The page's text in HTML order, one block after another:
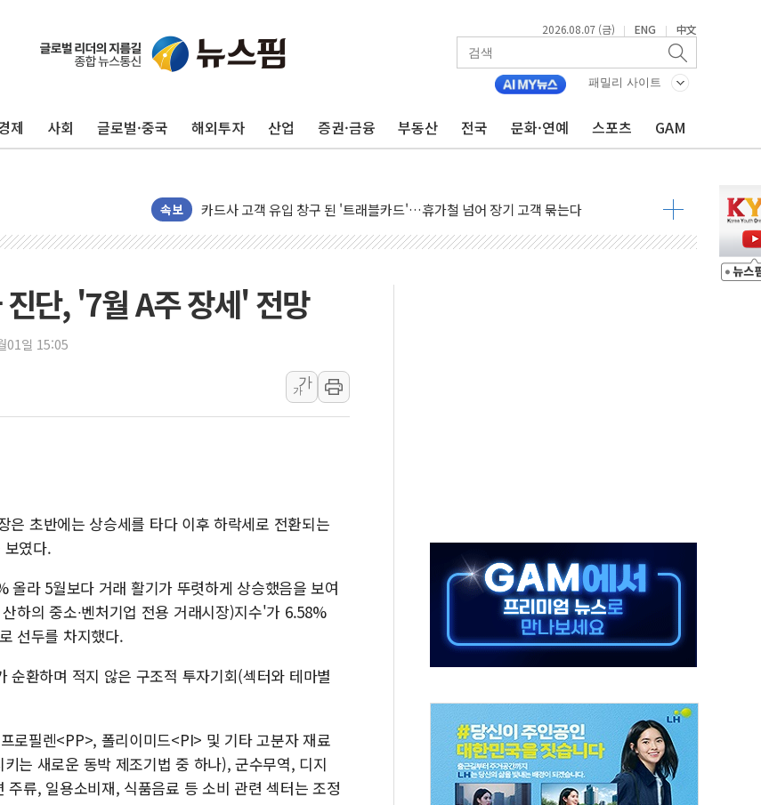
2026.08.07 (금) | ENG | 中文
패밀리 사이트
제 사회 글로벌·중국 해외투자 산업 증권·금융 부동산 전국 문화·연예 스포츠 GAM
속보
풀무원푸드앤컬처, 인천공항서 '팔도음식대전'
애경산업, 서울시 취약계층 위해 53억원 상당 통큰 기부
[브라질증시] 금리 인하에도 추가 완화 불확실성에 1.2% 하락 마감
제나벨, 배우 공승연 브랜드 모델 발탁… 부산 광안서 약국 팝업스토어 운영
트럼프, 폴리실리콘·태양광에 15% 관세…한국 등엔 '합산 상한' 적용
트럼프, '원정출산 시민권 차단' 행정명령 서명…출생시민권 제한 재시동
트럼프 "이란전 조만간 끝날 것"…군수품 부족설 일축 "막대한 무기 보유"
현대리바트, 원가 개선으로 실적 방어…다음 과제는 '외형 확대'
[금/유가] 이란의 호르무즈 해협 통항 제한 검토에 유가 3% 급등…금값 보합
뉴욕증시, 유가·금리 부담에 하락…다우 5거래일 랠리 '마침표'
[오늘의 정치일정] 8월 7일(금)
[오늘의 국회일정] 상임위·세미나·기자회견·주요 정당 - 8월 7일
단, '7월 A주 장세' 전망
01일 15:05
가
가
초반에는 상승세를 타다 이후 하락세로 전환되는
였다.
라 5월보다 거래 활기가 뚜렷하게 상승했음을 보여
하의 중소∙벤처기업 전용 거래시장)지수'가 6.58%
선두를 차지했다.
환하며 적지 않은 구조적 투자기회(섹터와 테마별
로필렌<PP>, 폴리이미드<PI> 및 기타 고분자 재료
는 새로운 동박 제조기법 중 하나), 군수무역, 디지
류, 일용소비재, 식품음료 등 소비 관련 섹터는 조정